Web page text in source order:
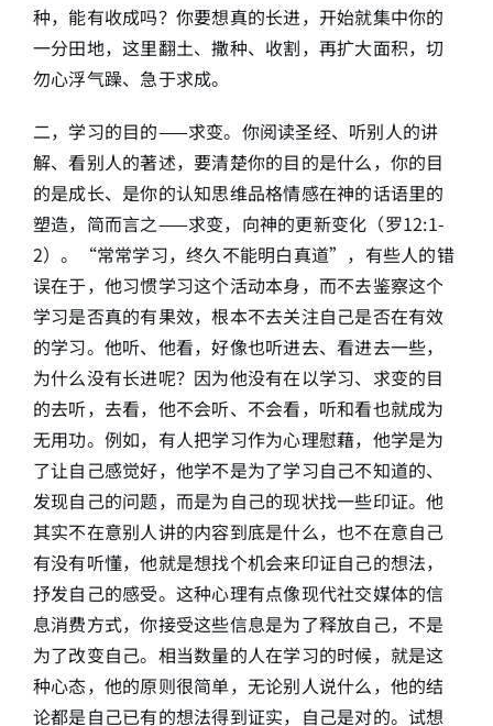
种，能有收成吗？你要想真的长进，开始就集中你的
一分田地，这里翻土、撒种、收割，再扩大面积，切
勿心浮气躁、急于求成。
二，学习的目的——求变。你阅读圣经、听别人的讲
解、看别人的著述，要清楚你的目的是什么，你的目
的是成长、是你的认知思维品格情感在神的话语里的
塑造，简而言之——求变，向神的更新变化（罗12:1-
2）。“常常学习，终久不能明白真道”，有些人的错
误在于，他习惯学习这个活动本身，而不去鉴察这个
学习是否真的有果效，根本不去关注自己是否在有效
的学习。他听、他看，好像也听进去、看进去一些，
为什么没有长进呢？因为他没有在以学习、求变的目
的去听，去看，他不会听、不会看，听和看也就成为
无用功。例如，有人把学习作为心理慰藉，他学是为
了让自己感觉好，他学不是为了学习自己不知道的、
发现自己的问题，而是为自己的现状找一些印证。他
其实不在意别人讲的内容到底是什么，也不在意自己
有没有听懂，他就是想找个机会来印证自己的想法，
抒发自己的感受。这种心理有点像现代社交媒体的信
息消费方式，你接受这些信息是为了释放自己，不是
为了改变自己。相当数量的人在学习的时候，就是这
种心态，他的原则很简单，无论别人说什么，他的结
论都是自己已有的想法得到证实，自己是对的。试想